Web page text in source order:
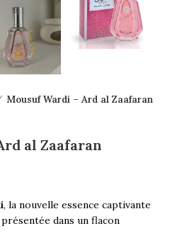
Mousuf Wardi – Ard al Zaafaran
al Zaafaran
, la nouvelle essence captivante
présentée dans un flacon